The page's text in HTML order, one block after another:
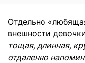
Отдельно
внешности
тощая, длинная,
отдаленно